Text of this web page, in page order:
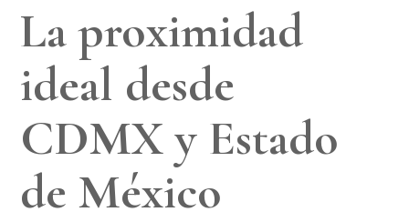
La proximidad
ideal desde
CDMX y Estado
de México